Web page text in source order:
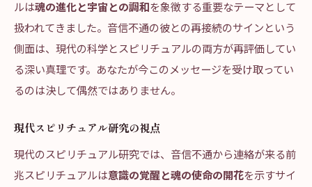
ルは魂の進化と宇宙との調和を象徴する重要なテーマとして
扱われてきました。音信不通の彼との再接続のサインという
側面は、現代の科学とスピリチュアルの両方が再評価してい
る深い真理です。あなたが今このメッセージを受け取ってい
るのは決して偶然ではありません。
現代スピリチュアル研究の視点
現代のスピリチュアル研究では、音信不通から連絡が来る前
兆スピリチュアルは意識の覚醒と魂の使命の開花を示すサイ